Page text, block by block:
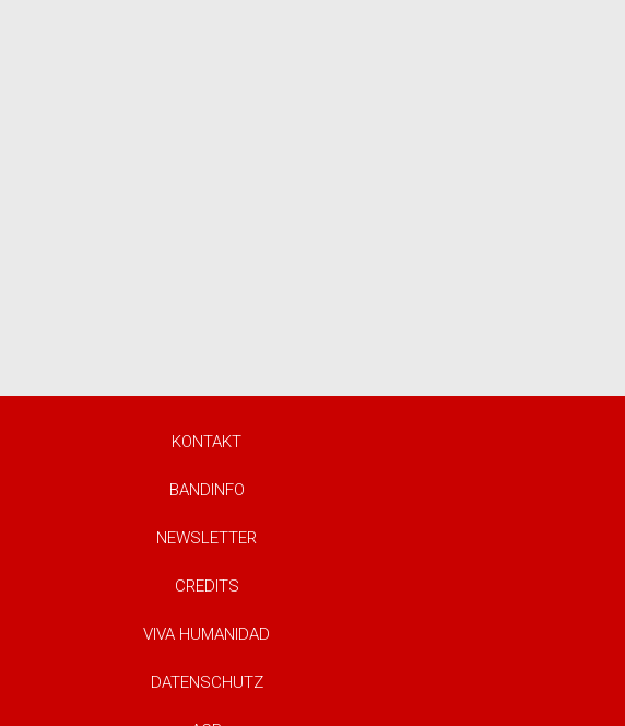
KONTAKT
BANDINFO
NEWSLETTER
CREDITS
VIVA HUMANIDAD
DATENSCHUTZ